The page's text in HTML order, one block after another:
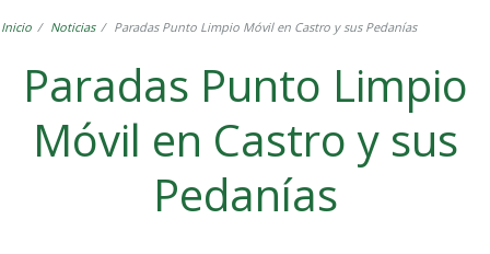
Inicio Noticias Paradas Punto Limpio Móvil en Castro y sus Pedanías
Paradas Punto Limpio
Móvil en Castro y sus
Pedanías